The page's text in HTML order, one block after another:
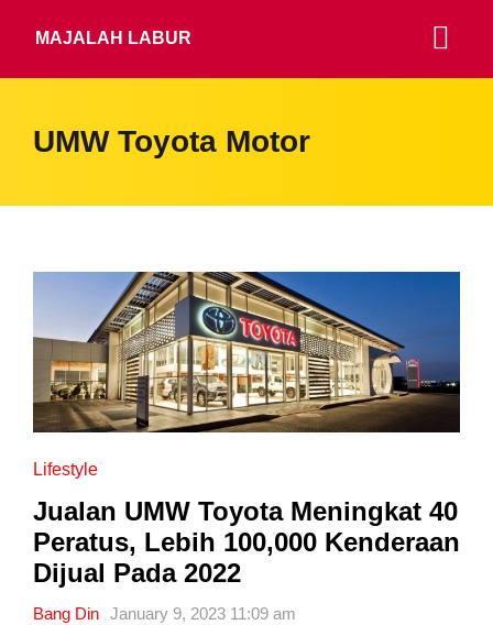
MAJALAH LABUR
UMW Toyota Motor
Lifestyle
Jualan UMW Toyota Meningkat 40
Peratus, Lebih 100,000 Kenderaan
Dijual Pada 2022
Bang Din January 9, 2023 11:09 am